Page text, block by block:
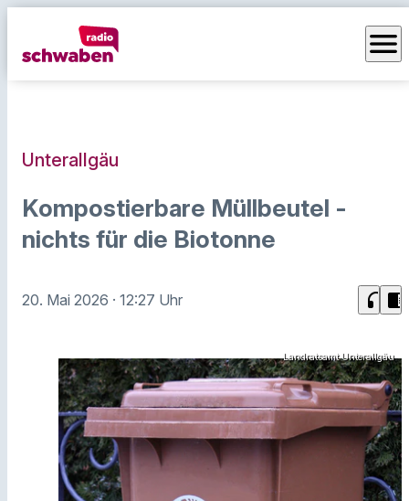
menu
Unterallgäu
Kompostierbare Müllbeutel -
nichts für die Biotonne
20. Mai 2026 · 12:27 Uhr headphones chrome_reader_mode
Landratsamt Unterallgäu